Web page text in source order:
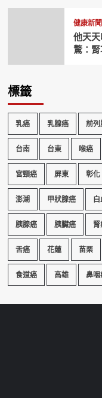
健康新聞
他天
驚：腎
標籤
乳癌 乳腺癌 前列
台南 台東 喉癌
宮頸癌 屏東 彰化
澎湖 甲狀腺癌 白
胰腺癌 胰臟癌 腎
舌癌 花蓮 苗栗
食道癌 高雄 鼻咽